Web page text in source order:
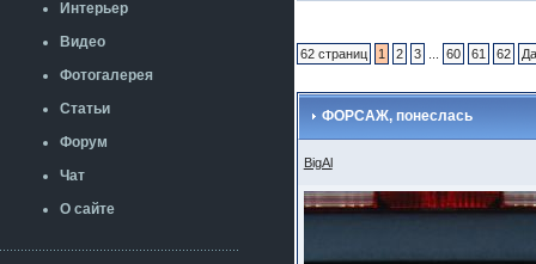
Интерьер
Видео
Фотогалерея
Статьи
Форум
Чат
О сайте
62 страниц 1 2 3 60 61 62
ФОРСАЖ, понеслась
BigAl